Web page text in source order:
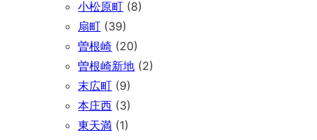
小松原町 (8)
扇町 (39)
曽根崎 (20)
曽根崎新地 (2)
末広町 (9)
本庄西 (3)
東天満 (1)